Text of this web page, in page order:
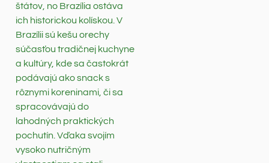
štátov, no Brazília ostáva
ich historickou kolískou. V
Brazílii sú kešu orechy
súčasťou tradičnej kuchyne
a kultúry, kde sa častokrát
podávajú ako snack s
rôznymi koreninami, či sa
spracovávajú do
lahodných praktických
pochutín. Vďaka svojím
vysoko nutričným